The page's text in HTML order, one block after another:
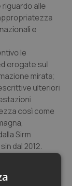
alle
e
le
erogate sul
mirata;
ulteriori
così come
Sirm
dal 2012.
la